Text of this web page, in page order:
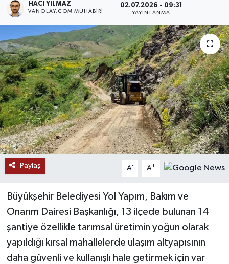
HACI YILMAZ
VANOLAY.COM MUHABIRI
02.07.2026 - 09:31
YAYINLANMA
Paylaş A- A+
Büyükşehir Belediyesi Yol Yapım, Bakım ve
Onarım Dairesi Başkanlığı, 13 ilçede bulunan 14
şantiye özellikle tarımsal üretimin yoğun olarak
yapıldığı kırsal mahallelerde ulaşım altyapısının
daha güvenli ve kullanışlı hale getirmek için var
RESMİ İLANLAR